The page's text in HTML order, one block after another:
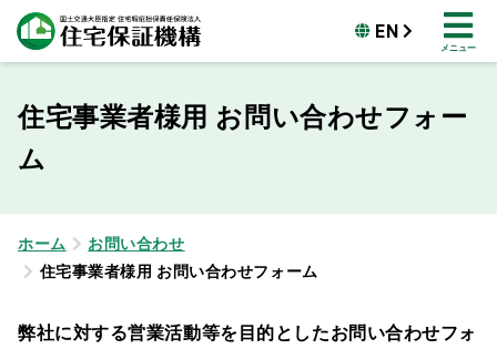
EN
メニュー
住宅事業者様用 お問い合わせフォー
ム
ホーム
お問い合わせ
住宅事業者様用 お問い合わせフォーム
弊社に対する営業活動等を目的としたお問い合わせフォ